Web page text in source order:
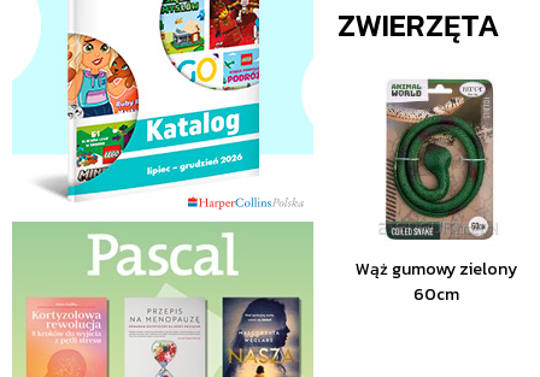
ZWIERZĘTA
Wąż gumowy zielony
60cm